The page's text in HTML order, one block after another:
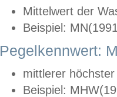
Mittelwert der
Beispiel:
Pegelkennwert:
mittlerer
Beispiel: